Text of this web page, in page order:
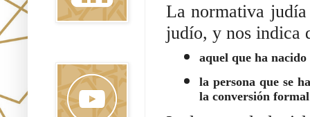
La normativa
judío, y nos indica
aquel que ha
la persona que se
la conversión